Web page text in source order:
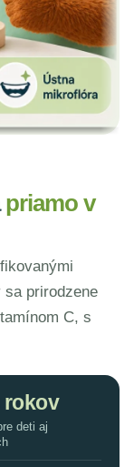
priamo v
sa prirodzene
C, s
rokov
deti aj